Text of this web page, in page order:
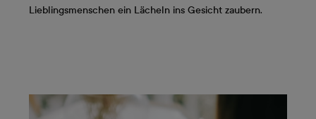
Lieblingsmenschen ein Lächeln ins Gesicht zaubern.